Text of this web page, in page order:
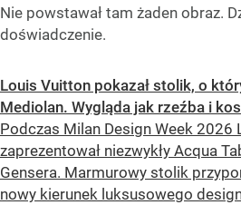
Nie powstawał tam żaden obraz.
doświadczenie.
Louis Vuitton pokazał stolik, o
Mediolan. Wygląda jak rzeźba i
Podczas Milan Design Week 2026
zaprezentował niezwykły Acqua
Gensera. Marmurowy stolik
nowy kierunek luksusowego